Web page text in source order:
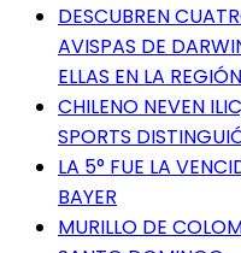
DESCUBREN
AVISPAS DE
ELLAS EN LA
CHILENO NEVEN
SPORTS
LA 5° FUE LA
BAYER
MURILLO DE